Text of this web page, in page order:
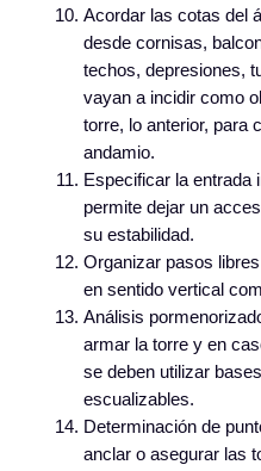
Acordar las cotas del
desde cornisas,
techos, depresiones,
vayan a incidir como
torre, lo anterior, para
andamio.
Especificar la entrada
permite dejar un
su estabilidad.
Organizar pasos
en sentido vertical
Análisis
armar la torre y en
se deben utilizar
escualizables.
Determinación de
anclar o asegurar las